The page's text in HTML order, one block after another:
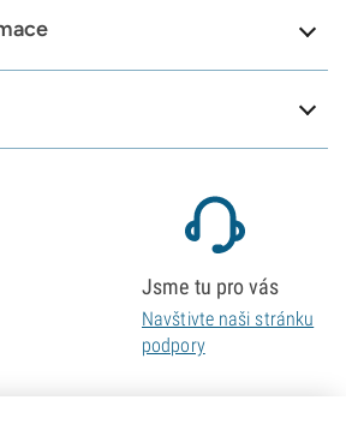
Jsme tu pro vás
Navštivte naši stránku
podpory